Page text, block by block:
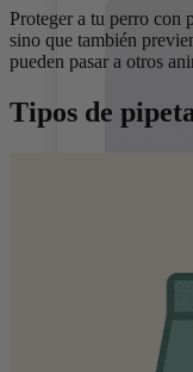
Proteger a tu perro con
sino que también
pueden pasar a otros
Tipos de